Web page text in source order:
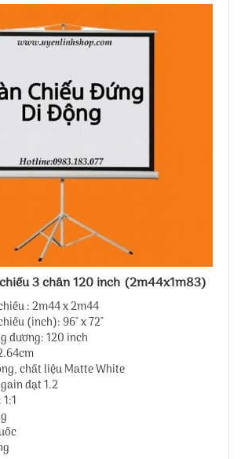
3 chân 120 inch (2m44x1m83)
: 2m44 x 2m44
(inch): 96" x 72"
đương: 120 inch
chất liệu Matte White
đạt 1.2